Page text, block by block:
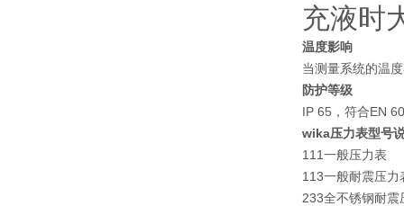
充液时
温度影响
当测量系统的温
防护等级
IP 65，符合EN
wika压力表型号
111一般压力表
113一般耐震压力
233全不锈钢耐震